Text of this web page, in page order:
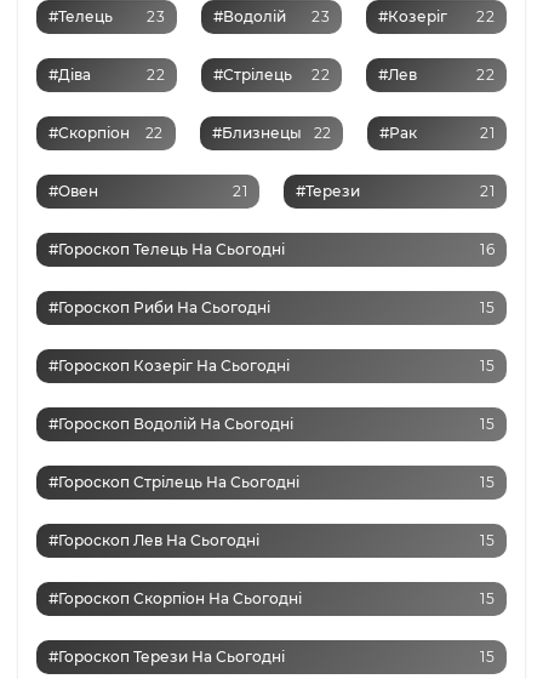
#Телець 23 #Водолій 23 #Козеріг 22
#Діва 22 #Стрілець 22 #Лев 22
#Скорпіон 22 #Близнецы 22 #Рак 21
#Овен 21 #Терези 21
#Гороскоп Телець На Сьогодні 16
#Гороскоп Риби На Сьогодні 15
#Гороскоп Козеріг На Сьогодні 15
#Гороскоп Водолій На Сьогодні 15
#Гороскоп Стрілець На Сьогодні 15
#Гороскоп Лев На Сьогодні 15
#Гороскоп Скорпіон На Сьогодні 15
#Гороскоп Терези На Сьогодні 15